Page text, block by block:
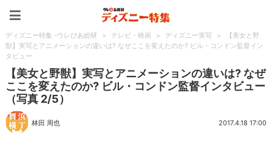
ディズニー特集 -ウレぴあ総研 > テレビ・映画 > ディズニー実写 >
【美女と野
獣】実写とアニメーションの違いは? なぜここを変えたのか? ビル・コンドン監督イン
タビュー
【美女と野獣】実写とアニメーションの違いは? なぜ
ここを変えたのか? ビル・コンドン監督インタビュー
（写真 2/5）
林田 周也 2017.4.18 17:00